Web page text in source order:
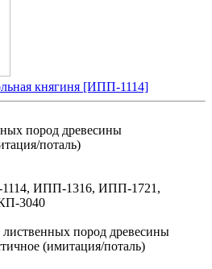
княгиня [ИПП-1114]
пород древесины
поталь)
ИПП-1316, ИПП-1721,
3040
лиственных пород древесины
(имитация/поталь)